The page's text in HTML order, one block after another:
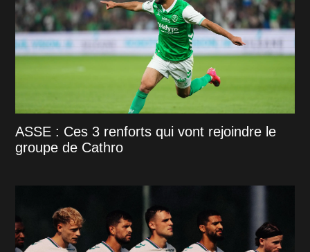
ASSE : Ces 3 renforts qui vont rejoindre le
groupe de Cathro